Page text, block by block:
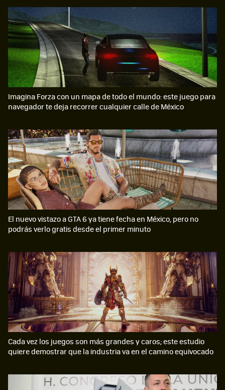
Imagina Forza con un mapa de todo el mundo: este juego para
navegador te deja recorrer cualquier calle de México
El nuevo vistazo a GTA 6 ya tiene fecha en México, pero no
podrás verlo gratis desde el primer minuto
Cada vez los juegos son más grandes y caros; este estudio
quiere demostrar que la industria va en el camino equivocado